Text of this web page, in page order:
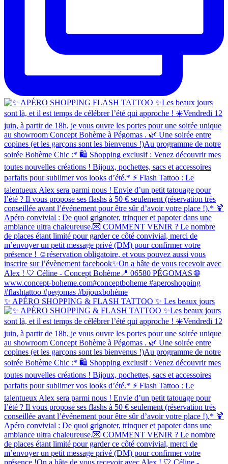
✨ APÉRO SHOPPING & FLASH TATTOO ✨ Les beaux jours